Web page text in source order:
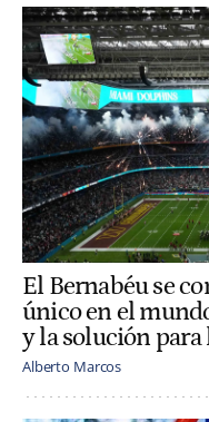
El Bernabéu se
único en el
y la solución
Alberto Marcos